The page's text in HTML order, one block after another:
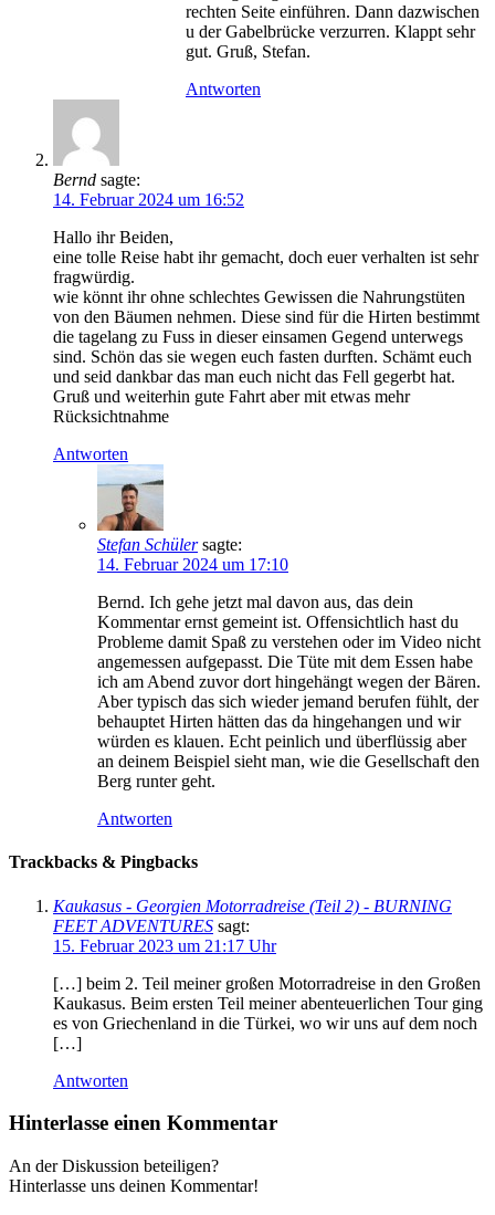
rechten Seite einführen. Dann dazwischen
u der Gabelbrücke verzurren. Klappt sehr
gut. Gruß, Stefan.
Antworten
Bernd sagte:
14. Februar 2024 um 16:52
Hallo ihr Beiden,
eine tolle Reise habt ihr gemacht, doch euer verhalten ist sehr
fragwürdig.
wie könnt ihr ohne schlechtes Gewissen die Nahrungstüten
von den Bäumen nehmen. Diese sind für die Hirten bestimmt
die tagelang zu Fuss in dieser einsamen Gegend unterwegs
sind. Schön das sie wegen euch fasten durften. Schämt euch
und seid dankbar das man euch nicht das Fell gegerbt hat.
Gruß und weiterhin gute Fahrt aber mit etwas mehr
Rücksichtnahme
Antworten
Stefan Schüler sagte:
14. Februar 2024 um 17:10
Bernd. Ich gehe jetzt mal davon aus, das dein
Kommentar ernst gemeint ist. Offensichtlich hast du
Probleme damit Spaß zu verstehen oder im Video nicht
angemessen aufgepasst. Die Tüte mit dem Essen habe
ich am Abend zuvor dort hingehängt wegen der Bären.
Aber typisch das sich wieder jemand berufen fühlt, der
behauptet Hirten hätten das da hingehangen und wir
würden es klauen. Echt peinlich und überflüssig aber
an deinem Beispiel sieht man, wie die Gesellschaft den
Berg runter geht.
Antworten
Trackbacks & Pingbacks
Kaukasus - Georgien Motorradreise (Teil 2) - BURNING
FEET ADVENTURES sagt:
15. Februar 2023 um 21:17 Uhr
[…] beim 2. Teil meiner großen Motorradreise in den Großen
Kaukasus. Beim ersten Teil meiner abenteuerlichen Tour ging
es von Griechenland in die Türkei, wo wir uns auf dem noch
[…]
Antworten
Hinterlasse einen Kommentar
An der Diskussion beteiligen?
Hinterlasse uns deinen Kommentar!